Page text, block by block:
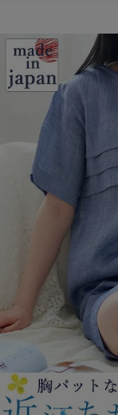
春
春
オーガニック素材
柳
マタニティ
パジャマ
体型別におすすめパジ
インナーウェア
ィース
パジャマ
上着単品
ズボン単品
お支払い・送料・配送
について
会社概要
SDGsの取り組み